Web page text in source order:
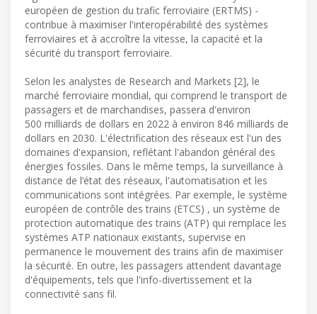
européen de gestion du trafic ferroviaire (ERTMS) -
contribue à maximiser l'interopérabilité des systèmes
ferroviaires et à accroître la vitesse, la capacité et la
sécurité du transport ferroviaire.
Selon les analystes de Research and Markets [2], le
marché ferroviaire mondial, qui comprend le transport de
passagers et de marchandises, passera d'environ
500 milliards de dollars en 2022 à environ 846 milliards de
dollars en 2030. L'électrification des réseaux est l'un des
domaines d'expansion, reflétant l'abandon général des
énergies fossiles. Dans le même temps, la surveillance à
distance de l’état des réseaux, l'automatisation et les
communications sont intégrées. Par exemple, le système
européen de contrôle des trains (ETCS) , un système de
protection automatique des trains (ATP) qui remplace les
systèmes ATP nationaux existants, supervise en
permanence le mouvement des trains afin de maximiser
la sécurité. En outre, les passagers attendent davantage
d'équipements, tels que l'info-divertissement et la
connectivité sans fil.